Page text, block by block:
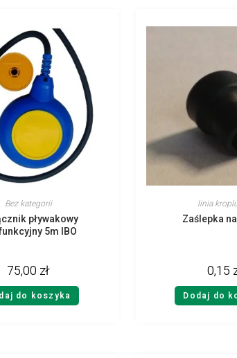
Bez kategorii
pływakowy
5m IBO
75,00 zł
do koszyka
linia
Zaślepka
0,15
Dodaj do